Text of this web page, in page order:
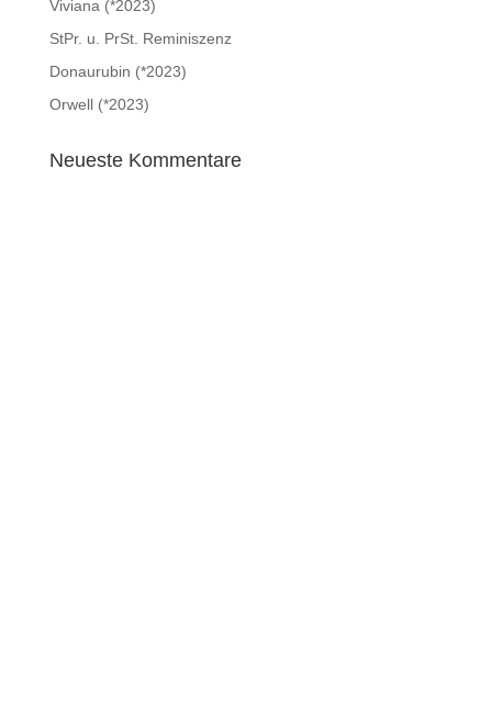
Viviana (*2023)
StPr. u. PrSt. Reminiszenz
Donaurubin (*2023)
Orwell (*2023)
Neueste Kommentare